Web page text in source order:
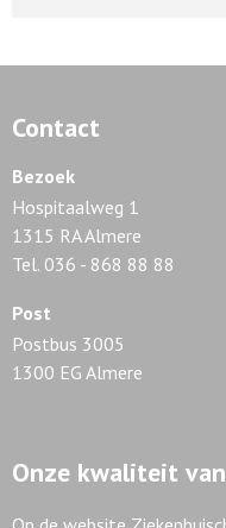
Contact
Bezoek
Hospitaalweg 1
1315 RA Almere
Tel. 036 - 868 88 88
Post
Postbus 3005
1300 EG Almere
Onze kwaliteit